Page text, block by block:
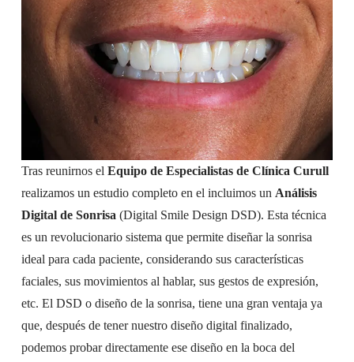
Tras reunirnos el Equipo de Especialistas de Clínica Curull
realizamos un estudio completo en el incluimos un Análisis
Digital de Sonrisa (Digital Smile Design DSD). Esta técnica
es un revolucionario sistema que permite diseñar la sonrisa
ideal para cada paciente, considerando sus características
faciales, sus movimientos al hablar, sus gestos de expresión,
etc. El DSD o diseño de la sonrisa, tiene una gran ventaja ya
que, después de tener nuestro diseño digital finalizado,
podemos probar directamente ese diseño en la boca del